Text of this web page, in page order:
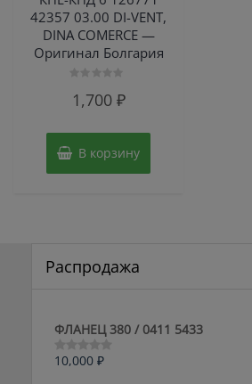
42357 03.00 DI-VENT,
DINA COMERCE —
Оригинал Болгария
01,700 ₽
В корзину
Распродажа
ФЛАНЕЦ 380 / 0411 5433
Оценка
10,000 ₽